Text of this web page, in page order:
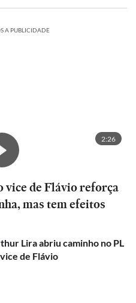
A PUBLICIDADE
2:26
vice de Flávio reforça
mas tem efeitos
Lira abriu caminho no PL
de Flávio